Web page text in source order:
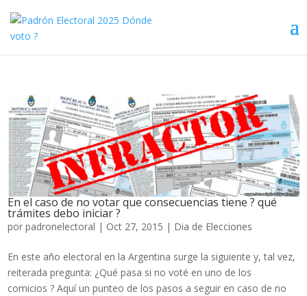
En el caso de no votar que consecuencias tiene ? qué
trámites debo iniciar ?
porpadronelectoral | Oct 27, 2015 | Dia de Elecciones
En este año electoral en la Argentina surge la siguiente y, tal vez,
reiterada pregunta: ¿Qué pasa si no voté en uno de los
comicios ? Aquí un punteo de los pasos a seguir en caso de no